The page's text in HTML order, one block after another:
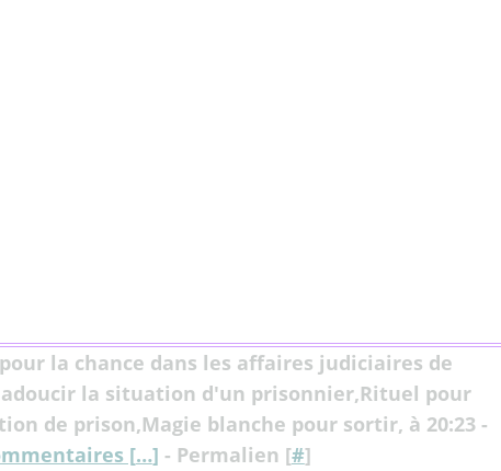
la chance dans les affaires judiciaires de
la situation d'un prisonnier,Rituel pour
de prison,Magie blanche pour sortir, à 20:23 -
[…] - Permalien [#]